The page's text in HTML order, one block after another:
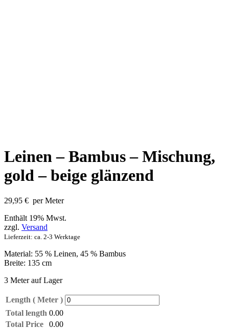
Leinen – Bambus – Mischung,
gold – beige glänzend
29,95 € per Meter
Enthält 19% Mwst.
zzgl. Versand
Lieferzeit: ca. 2-3 Werktage
Material: 55 % Leinen, 45 % Bambus
Breite: 135 cm
3 Meter auf Lager
Length ( Meter )
Total length 0.00
Total Price
0.00